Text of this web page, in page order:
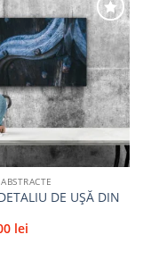
Adaugă
la
favorite
DE UŞĂ DIN
lei